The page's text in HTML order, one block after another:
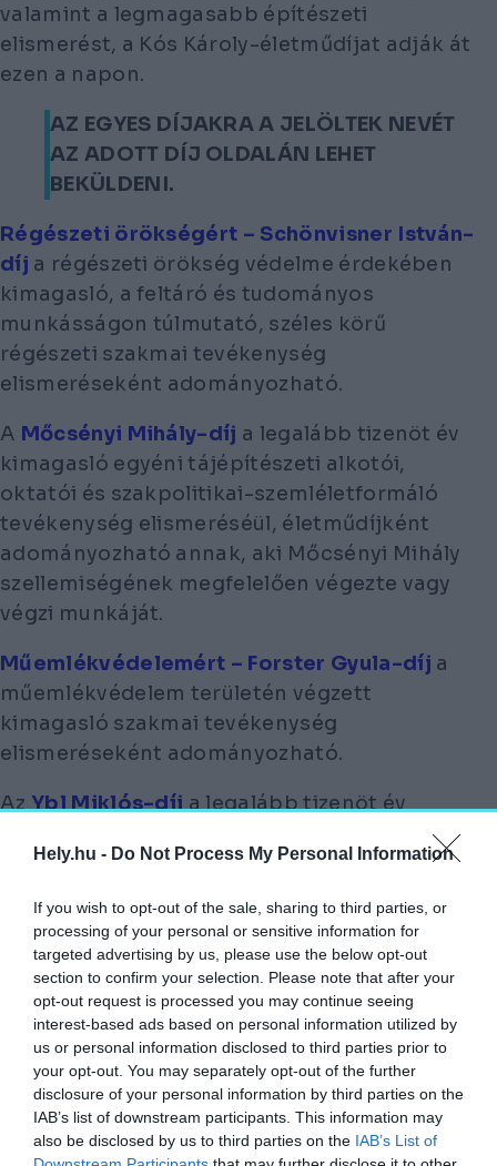
Hely.hu - Do Not Process My Personal Information
If you wish to opt-out of the sale, sharing to third parties, or
processing of your personal or sensitive information for
targeted advertising by us, please use the below opt-out
section to confirm your selection. Please note that after your
opt-out request is processed you may continue seeing
interest-based ads based on personal information utilized by
us or personal information disclosed to third parties prior to
your opt-out. You may separately opt-out of the further
disclosure of your personal information by third parties on the
IAB’s list of downstream participants. This information may
also be disclosed by us to third parties on the IAB’s List of
valamint a legmagasabb építészeti
elismerést, a Kós Károly-életműdíjat adják át
ezen a napon.
AZ EGYES DÍJAKRA A JELÖLTEK NEVÉT
AZ ADOTT DÍJ OLDALÁN LEHET
BEKÜLDENI.
Régészeti örökségért – Schönvisner István-
díj a régészeti örökség védelme érdekében
kimagasló, a feltáró és tudományos
munkásságon túlmutató, széles körű
régészeti szakmai tevékenység
elismeréseként adományozható.
A Mőcsényi Mihály-díj a legalább tizenöt év
kimagasló egyéni tájépítészeti alkotói,
oktatói és szakpolitikai-szemléletformáló
tevékenység elismeréséül, életműdíjként
adományozható annak, aki Mőcsényi Mihály
szellemiségének megfelelően végezte vagy
végzi munkáját.
Műemlékvédelemért – Forster Gyula-díj a
műemlékvédelem területén végzett
kimagasló szakmai tevékenység
elismeréseként adományozható.
AzYbl Miklós-díja legalább tizenöt év
építészeti alkotásokra vonatkozó –
ÉPÍTÉSZETI ALKOTÓI, OKTATÓI
TEVÉKENYSÉG ELISMERÉSÉÜL,
ÉLETMŰDÍJKÉNT ADOMÁNYOZHATÓ.
Pro Architectura díj a magyar építészeti
kultúra népszerűsítésében, a minőségi
épített környezet létrehozásában, az
építészeti értékek megóvásában és az
építészeti szemléletformálásban kifejtett